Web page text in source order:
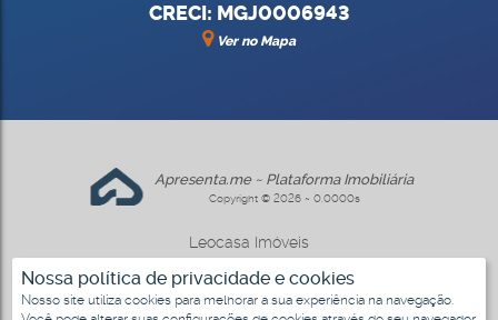
Nossa política de privacidade e cookies
Nosso site utiliza cookies para melhorar a sua experiência na navegação.
CRECI: MGJ0006943
Ver no Mapa
Apresenta.me ~ Plataforma Imobiliária
Copyright © 2026 ~ 0.0000s
Leocasa Imóveis